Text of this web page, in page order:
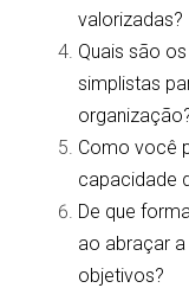
valorizadas?
Quais são
simplistas
Como você
capacidade
De que
ao abraçar
objetivos?